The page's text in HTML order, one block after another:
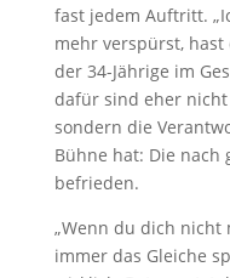
fast jedem Auftritt.
mehr verspürst, hast
der 34-Jährige im
dafür sind eher
sondern die
Bühne hat: Die nach
befrieden.
„Wenn du dich
immer das Gleiche